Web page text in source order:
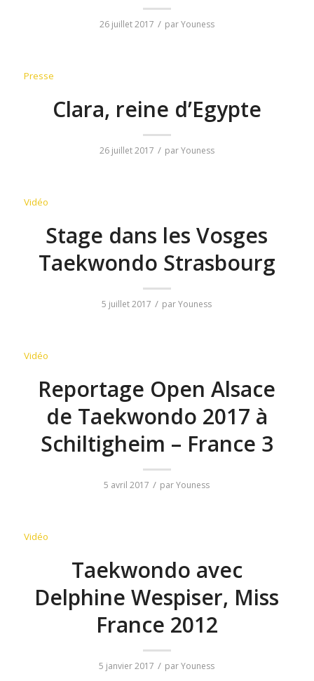
26 juillet 2017 / parYouness
Presse
Clara, reine d’Egypte
26 juillet 2017 / parYouness
Vidéo
Stage dans les Vosges
Taekwondo Strasbourg
5 juillet 2017 / parYouness
Vidéo
Reportage Open Alsace
de Taekwondo 2017 à
Schiltigheim – France 3
5 avril 2017 / parYouness
Vidéo
Taekwondo avec
Delphine Wespiser, Miss
France 2012
5 janvier 2017 / parYouness